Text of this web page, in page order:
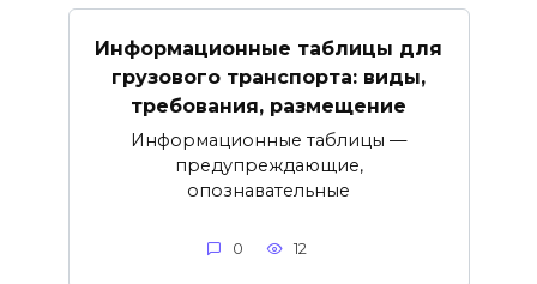
Информационные таблицы для
грузового транспорта: виды,
требования, размещение
Информационные таблицы —
предупреждающие,
опознавательные
0 12